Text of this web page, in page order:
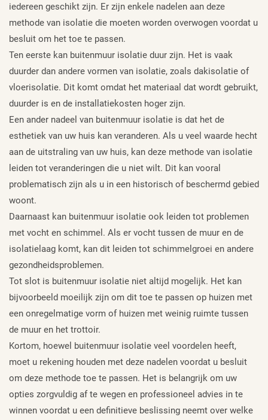
iedereen geschikt zijn. Er zijn enkele nadelen aan deze
methode van isolatie die moeten worden overwogen voordat u
besluit om het toe te passen.
Ten eerste kan buitenmuur isolatie duur zijn. Het is vaak
duurder dan andere vormen van isolatie, zoals dakisolatie of
vloerisolatie. Dit komt omdat het materiaal dat wordt gebruikt,
duurder is en de installatiekosten hoger zijn.
Een ander nadeel van buitenmuur isolatie is dat het de
esthetiek van uw huis kan veranderen. Als u veel waarde hecht
aan de uitstraling van uw huis, kan deze methode van isolatie
leiden tot veranderingen die u niet wilt. Dit kan vooral
problematisch zijn als u in een historisch of beschermd gebied
woont.
Daarnaast kan buitenmuur isolatie ook leiden tot problemen
met vocht en schimmel. Als er vocht tussen de muur en de
isolatielaag komt, kan dit leiden tot schimmelgroei en andere
gezondheidsproblemen.
Tot slot is buitenmuur isolatie niet altijd mogelijk. Het kan
bijvoorbeeld moeilijk zijn om dit toe te passen op huizen met
een onregelmatige vorm of huizen met weinig ruimte tussen
de muur en het trottoir.
Kortom, hoewel buitenmuur isolatie veel voordelen heeft,
moet u rekening houden met deze nadelen voordat u besluit
om deze methode toe te passen. Het is belangrijk om uw
opties zorgvuldig af te wegen en professioneel advies in te
winnen voordat u een definitieve beslissing neemt over welke